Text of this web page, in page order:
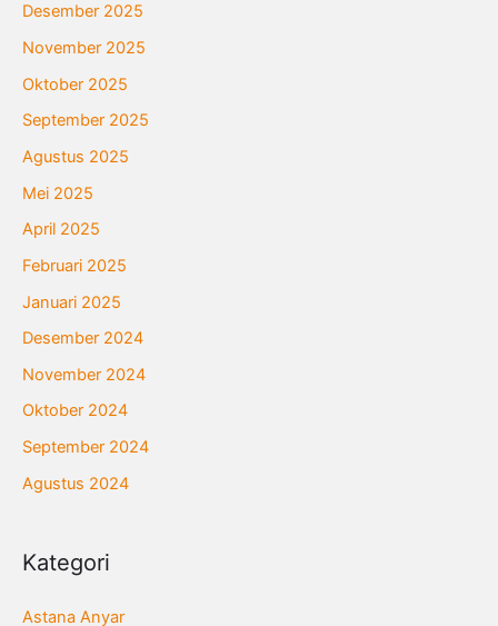
Desember 2025
November 2025
Oktober 2025
September 2025
Agustus 2025
Mei 2025
April 2025
Februari 2025
Januari 2025
Desember 2024
November 2024
Oktober 2024
September 2024
Agustus 2024
Kategori
Astana Anyar